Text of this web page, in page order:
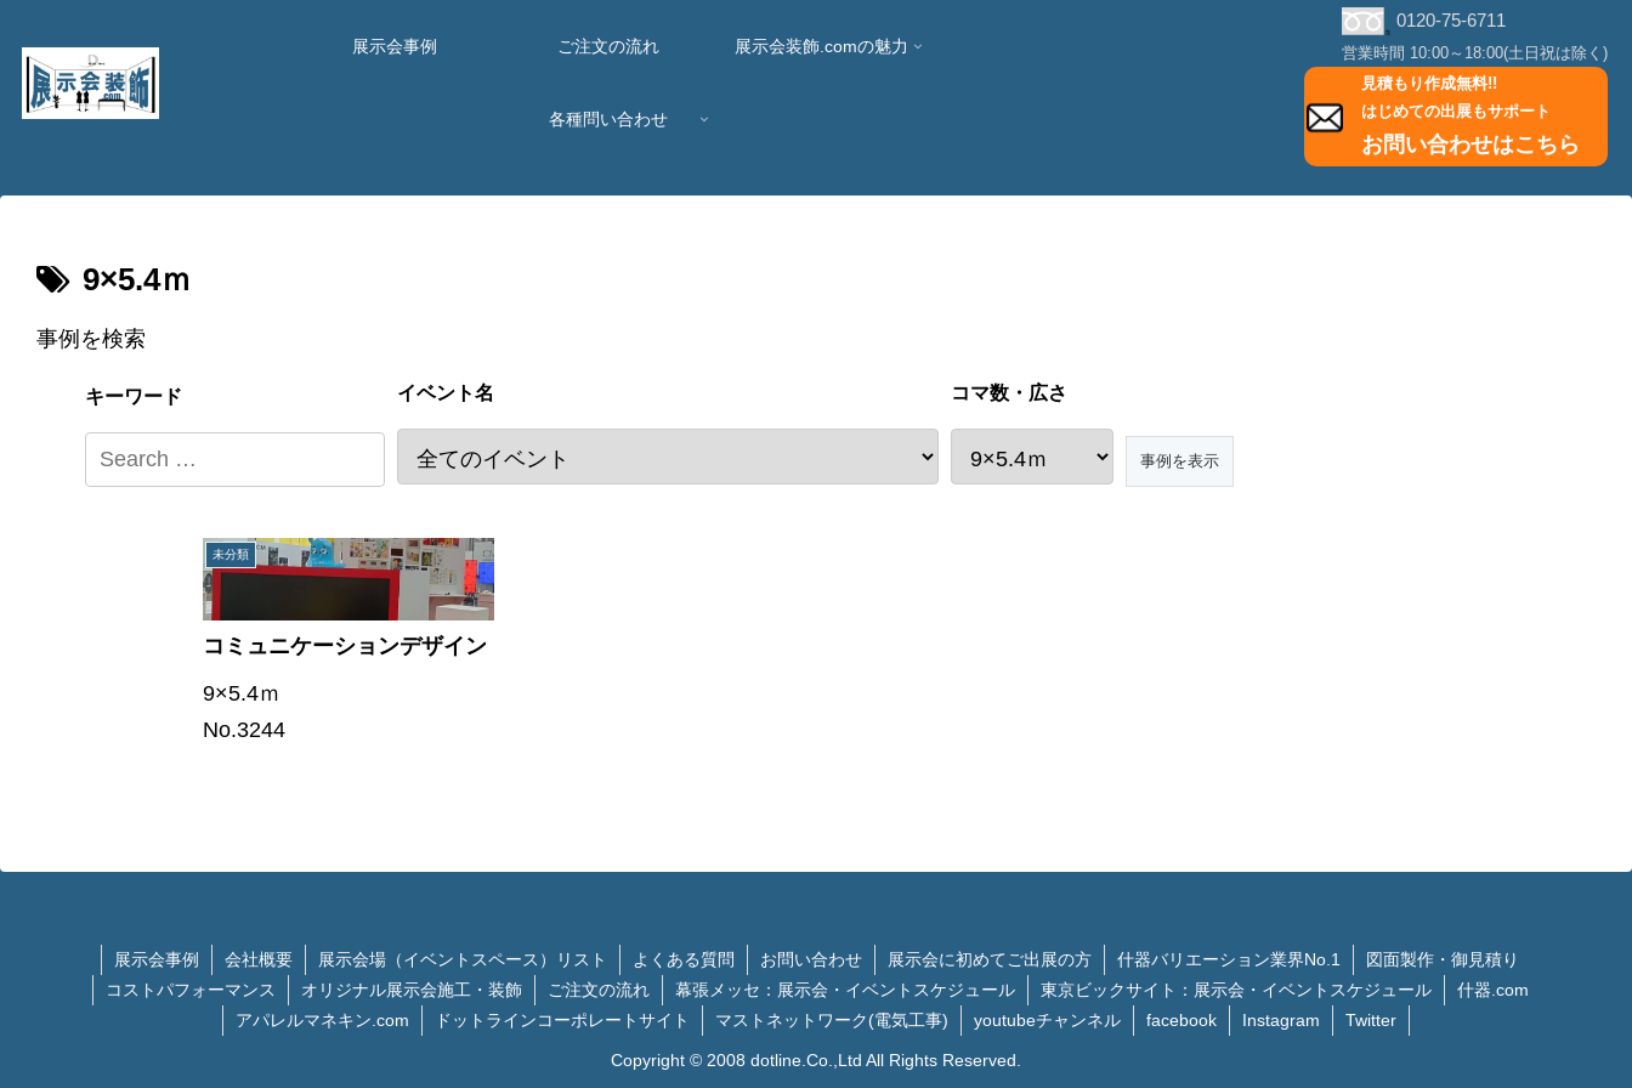
展示会事例 ご注文の流れ 展示会装飾.comの魅力
各種問い合わせ
0120-75-6711
営業時間 10:00～18:00(土日祝は除く)
見積もり作成無料!!
はじめての出展もサポート
お問い合わせはこちら
9×5.4ｍ
事例を検索
キーワード イベント名 コマ数・広さ
未分類
コミュニケーションデザイン
9×5.4ｍ
No.3244
展示会事例 会社概要 展示会場（イベントスペース）リスト よくある質問 お問い合わせ 展示会に初めてご出展の方 什器バリエーション業界No.1
図面製作・御見積り
コストパフォーマンス
オリジナル展示会施工・装飾 ご注文の流れ 幕張メッセ：展示会・イベントスケジュール 東京ビックサイト：展示会・イベントスケジュール
什器.com
アパレルマネキン.com
ドットラインコーポレートサイト マストネットワーク(電気工事) youtubeチャンネル facebook Instagram Twitter
Copyright © 2008 dotline.Co.,Ltd All Rights Reserved.